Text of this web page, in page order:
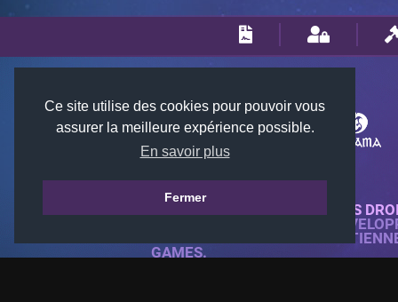
Ce site utilise des cookies pour pouvoir vous
assurer la meilleure expérience possible.
En savoir plus
Fermer
© 2018-2026 KTARENA. TOUS
SITE WEB ENTIÈREMENT
TOUTES LES IMAGES
GAMES.